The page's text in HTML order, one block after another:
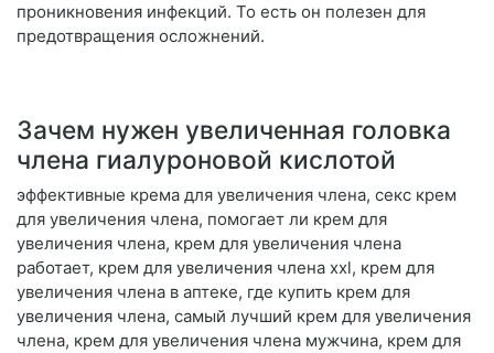
проникновения инфекций. То есть он полезен для
предотвращения осложнений.
Зачем нужен увеличенная головка
члена гиалуроновой кислотой
эффективные крема для увеличения члена, секс крем
для увеличения члена, помогает ли крем для
увеличения члена, крем для увеличения члена
работает, крем для увеличения члена xxl, крем для
увеличения члена в аптеке, где купить крем для
увеличения члена, самый лучший крем для увеличения
члена, крем для увеличения члена мужчина, крем для